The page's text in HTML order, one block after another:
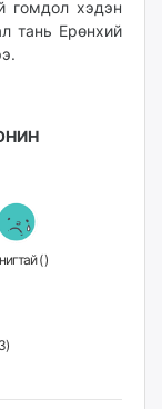
гомдол хэдэн
тань Ерөнхий
Гунигтай ()
)